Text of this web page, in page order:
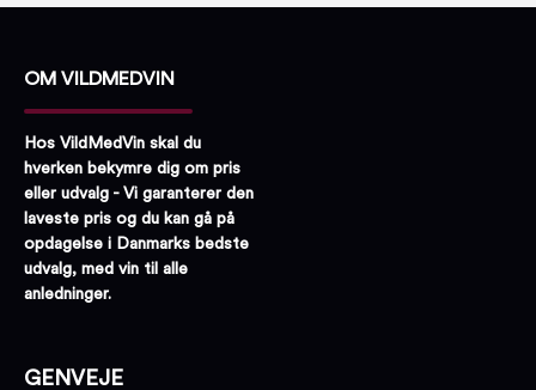
OM VILDMEDVIN
Hos VildMedVin skal du
hverken bekymre dig om pris
eller udvalg - Vi garanterer den
laveste pris og du kan gå på
opdagelse i Danmarks bedste
udvalg, med vin til alle
anledninger.
GENVEJE